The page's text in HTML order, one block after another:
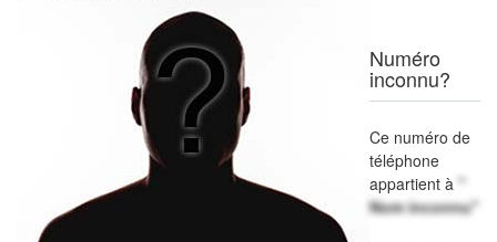
Numéro
inconnu?
Ce numéro de
téléphone
appartient à "
Nom inconnu"